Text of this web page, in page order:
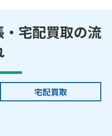
宅配買取の流
宅配買取